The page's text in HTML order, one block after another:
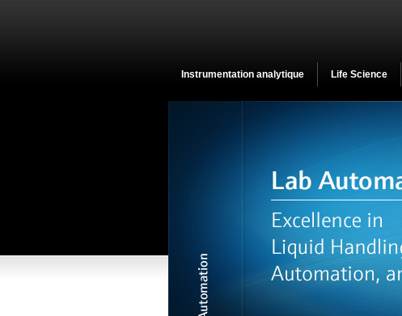
Instrumentation analytique Life Science